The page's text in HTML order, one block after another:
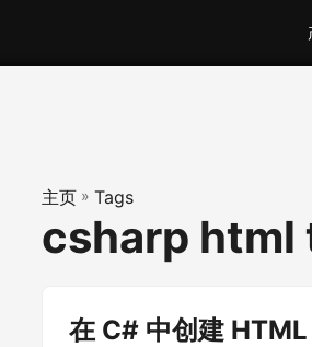
主页 » Tags
csharp html
在 C# 中创建